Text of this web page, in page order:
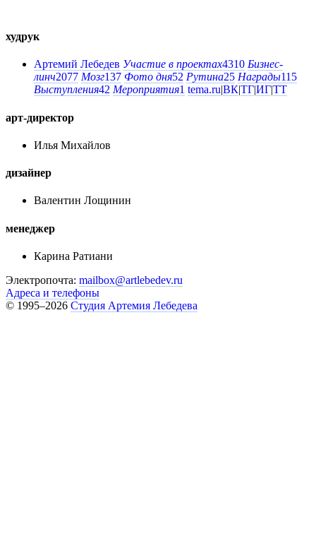
худрук
Артемий Лебедев Участие в проектах4310 Бизнес-
линч2077 Мозг137 Фото дня52 Рутина25 Награды115
Выступления42 Мероприятия1 tema.ru|ВК|ТГ|ИГ|ТТ
арт-директор
Илья Михайлов
дизайнер
Валентин Лощинин
менеджер
Карина Ратиани
Электропочта: mailbox@artlebedev.ru
Адреса и телефоны
© 1995–2026 Студия Артемия Лебедева